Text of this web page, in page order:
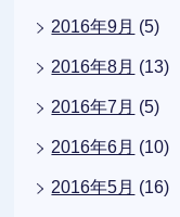
2016年9月 (5)
2016年8月 (13)
2016年7月 (5)
2016年6月 (10)
2016年5月 (16)